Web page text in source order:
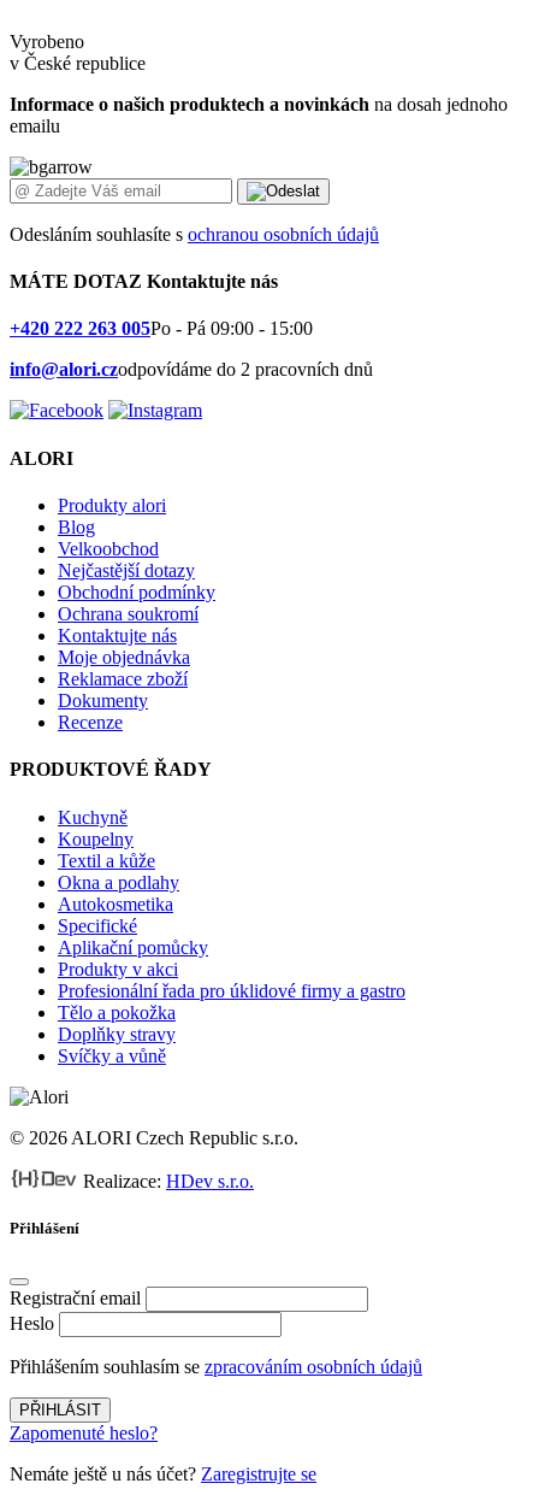
Vyrobeno
v České republice
Informace o našich produktech a novinkách na dosah jednoho
emailu
Odesláním souhlasíte s ochranou osobních údajů
MÁTE DOTAZ Kontaktujte nás
+420 222 263 005Po - Pá 09:00 - 15:00
info@alori.czodpovídáme do 2 pracovních dnů
ALORI
Produkty alori
Blog
Velkoobchod
Nejčastější dotazy
Obchodní podmínky
Ochrana soukromí
Kontaktujte nás
Moje objednávka
Reklamace zboží
Dokumenty
Recenze
PRODUKTOVÉ ŘADY
Kuchyně
Koupelny
Textil a kůže
Okna a podlahy
Autokosmetika
Specifické
Aplikační pomůcky
Produkty v akci
Profesionální řada pro úklidové firmy a gastro
Tělo a pokožka
Doplňky stravy
Svíčky a vůně
© 2026 ALORI Czech Republic s.r.o.
Realizace: HDev s.r.o.
Přihlášení
Registrační email
Heslo
Přihlášením souhlasím se zpracováním osobních údajů
PŘIHLÁSIT
Zapomenuté heslo?
Nemáte ještě u nás účet? Zaregistrujte se